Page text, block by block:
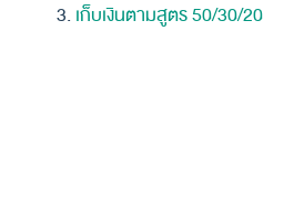
เก็บเงินตามสูตร 50/30/20